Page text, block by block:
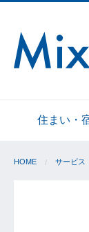
住まい・
HOME サービス